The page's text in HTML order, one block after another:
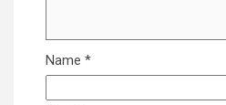
Name *